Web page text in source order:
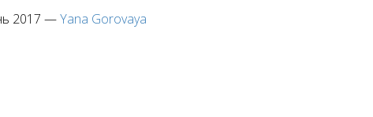
2017 —Yana Gorovaya